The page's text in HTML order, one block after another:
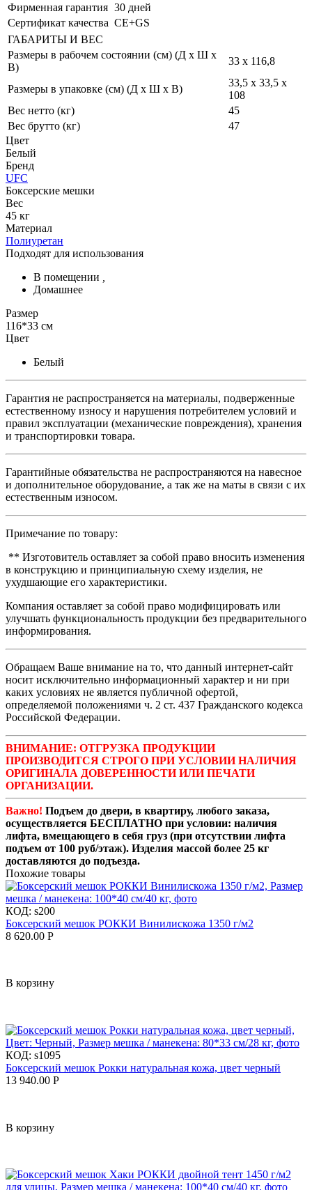
Фирменная гарантия 30 дней
Сертификат качества CE+GS
ГАБАРИТЫ И ВЕС
Размеры в рабочем состоянии (см) (Д х Ш х
В)
33 x 116,8
Размеры в упаковке (см) (Д х Ш х В)
33,5 x 33,5 x
108
Вес нетто (кг)
45
Вес брутто (кг)
47
Цвет
Белый
Бренд
UFC
Боксерские мешки
Вес
45 кг
Материал
Полиуретан
Подходят для использования
В помещении
Домашнее
Размер
116*33 см
Цвет
Белый
Гарантия не распространяется на материалы, подверженные
естественному износу и нарушения потребителем условий и
правил эксплуатации (механические повреждения), хранения
и транспортировки товара.
Гарантийные обязательства не распространяются на навесное
и дополнительное оборудование, а так же на маты в связи с их
естественным износом.
Примечание по товару:
** Изготовитель оставляет за собой право вносить изменения
в конструкцию и принципиальную схему изделия, не
ухудшающие его характеристики.
Компания оставляет за собой право модифицировать или
улучшать функциональность продукции без предварительного
информирования.
Обращаем Ваше внимание на то, что данный интернет-сайт
носит исключительно информационный характер и ни при
каких условиях не является публичной офертой,
определяемой положениями ч. 2 ст. 437 Гражданского кодекса
Российской Федерации.
ВНИМАНИЕ: ОТГРУЗКА ПРОДУКЦИИ
ПРОИЗВОДИТСЯ СТРОГО ПРИ УСЛОВИИ НАЛИЧИЯ
ОРИГИНАЛА ДОВЕРЕННОСТИ ИЛИ ПЕЧАТИ
ОРГАНИЗАЦИИ.
Важно! Подъем до двери, в квартиру, любого заказа,
осуществляется БЕСПЛАТНО при условии: наличия
лифта, вмещающего в себя груз (при отсутствии лифта
подъем от 100 руб/этаж). Изделия массой более 25 кг
доставляются до подъезда.
Похожие товары
КОД: s200
Боксерский мешок РОККИ Винилискожа 1350 г/м2
8 620.00 Р
В корзину
КОД: s1095
Боксерский мешок Рокки натуральная кожа, цвет черный
13 940.00 Р
В корзину